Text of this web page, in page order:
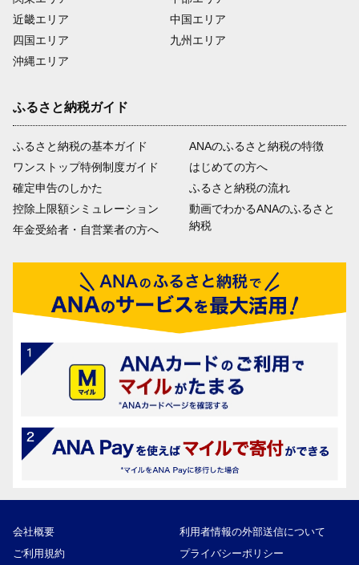
近畿エリア
四国エリア
沖縄エリア
中国エリア
九州エリア
ふるさと納税ガイド
ふるさと納税の基本ガイド
ワンストップ特例制度ガイド
確定申告のしかた
控除上限額シミュレーション
年金受給者・自営業者の方へ
ANAのふるさと納税の特徴
はじめての方へ
ふるさと納税の流れ
動画でわかるANAのふるさと
納税
会社概要
利用者情報の外部送信について
ご利用規約
プライバシーポリシー